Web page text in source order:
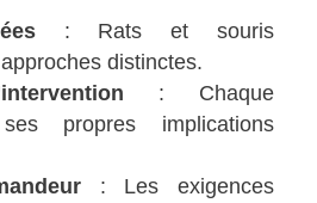
: Rats et souris
distinctes.
: Chaque
propres implications
: Les exigences